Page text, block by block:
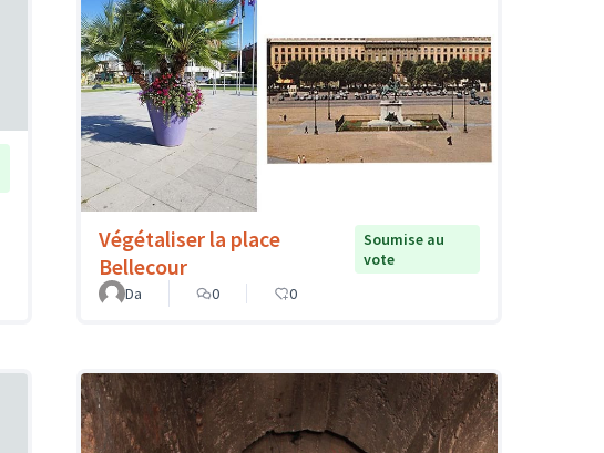
Végétaliser la place
Bellecour
Soumise au
vote
Da
0 0